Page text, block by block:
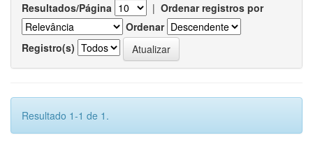
Resultados/Página | Ordenar registros por
Ordenar
Registro(s)
Resultado 1-1 de 1.